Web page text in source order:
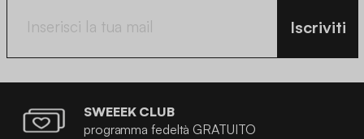
Iscriviti
SWEEEK CLUB
programma fedeltà GRATUITO